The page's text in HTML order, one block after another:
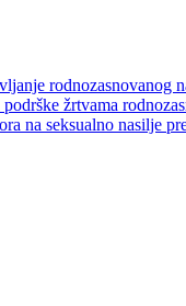
rodnozasnovanog
žrtvama
na seksualno nasilje